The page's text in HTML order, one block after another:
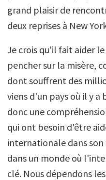
grand plaisir de
deux reprises à New
Je crois qu'il fait aider
pencher sur la misère,
dont souffrent des
viens d'un pays où il y a
donc une
qui ont besoin d'être
internationale dans son
dans un monde où
clé. Nous dépendons